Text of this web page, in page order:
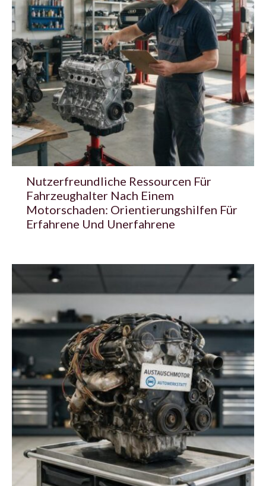
Nutzerfreundliche Ressourcen Für
Fahrzeughalter Nach Einem
Motorschaden: Orientierungshilfen Für
Erfahrene Und Unerfahrene